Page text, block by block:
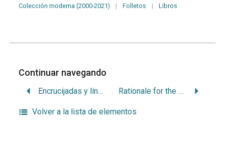
Colección moderna (2000-2021) | Folletos | Libros
Continuar navegando
Encrucijadas y líneas de fuga de la interactividad Rationale for the surgical treatment of single and multiple recession-type defects
Volver a la lista de elementos